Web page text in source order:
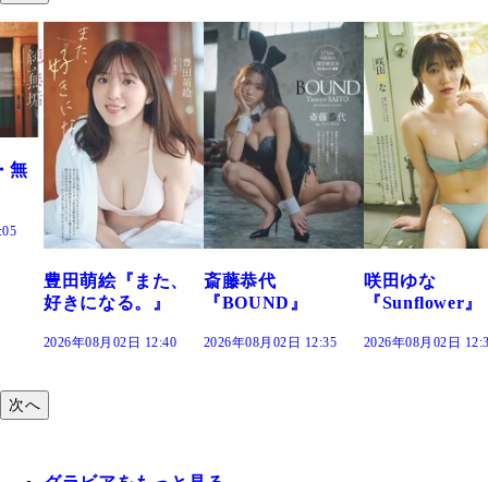
斎藤恭代
『BOUND』
2026年08月02日 12:35
咲田ゆな
『Sunflower』
2026年08月02日 12:30
藤水咲桜『花
だまり』
2026年08月02日
次へ